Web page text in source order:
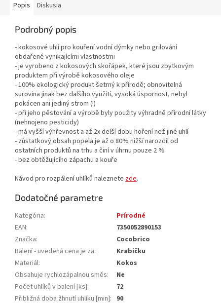
Popis Diskusia
Podrobný popis
- kokosové uhlí pro kouření vodní dýmky nebo grilování
obdařené vynikajícími vlastnostmi
- je vyrobeno z kokosových skořápek, které jsou zbytkovým
produktem při výrobě kokosového oleje
- 100% ekologický produkt šetrný k přírodě; obnovitelná
surovina jinak bez dalšího využití, vysoká úspornost, nebyl
pokácen ani jediný strom (!)
- při jeho pěstování a výrobě byly použity výhradně přírodní látky
(nehnojeno pesticidy)
- má vyšší výhřevnost a až 2x delší dobu hoření než jiné uhlí
- zůstatkový obsah popela je až o 80% nižší narozdíl od
ostatních produktů na trhu a činí v úhrnu pouze 2 %
- bez obtěžujícího zápachu a kouře
Návod pro rozpálení uhlíků naleznete zde.
Dodatočné parametre
Kategória:
Prírodné
EAN:
7350052890153
Značka:
Cocobrico
Balení - uvedená cena je za:
Krabičku
Materiál:
Kokos
Obsahuje rychlozápalnou směs:
Ne
Počet uhlíků v balení [ks]:
72
Přibližná doba žhnutí uhlíku [min]: 90